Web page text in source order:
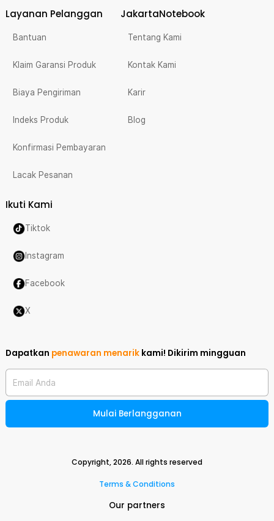
Layanan Pelanggan
Bantuan
Klaim Garansi Produk
Biaya Pengiriman
Indeks Produk
Konfirmasi Pembayaran
Lacak Pesanan
JakartaNotebook
Tentang Kami
Kontak Kami
Karir
Blog
Ikuti Kami
Tiktok
Instagram
Facebook
X
Dapatkan penawaran menarik kami! Dikirim mingguan
Email Anda
Mulai Berlangganan
Copyright,2026. All rights reserved
Terms & Conditions
Our partners